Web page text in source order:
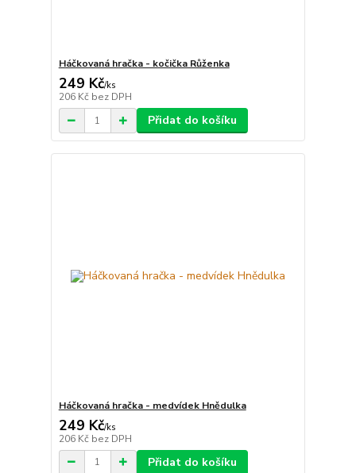
Háčkovaná hračka - kočička Růženka
249 Kč/ks
206 Kč bez DPH
Přidat do košíku
Háčkovaná hračka - medvídek Hnědulka
249 Kč/ks
206 Kč bez DPH
Přidat do košíku